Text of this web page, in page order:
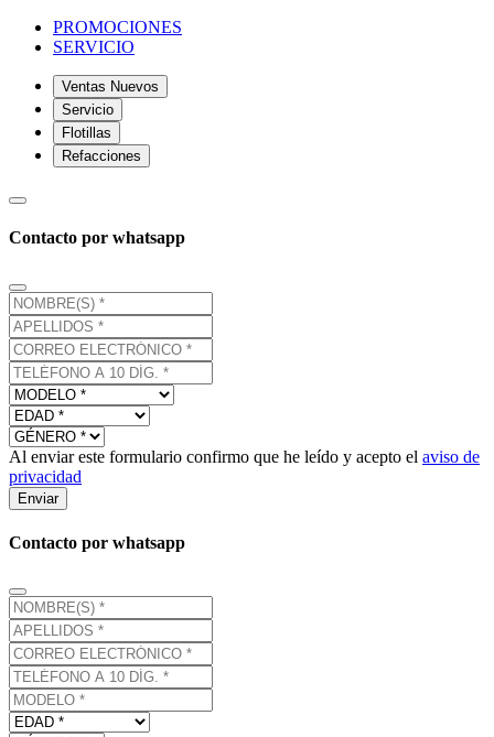
PROMOCIONES
SERVICIO
Ventas Nuevos
Servicio
Flotillas
Refacciones
Contacto por whatsapp
Al enviar este formulario confirmo que he leído y acepto el aviso de
privacidad
Enviar
Contacto por whatsapp